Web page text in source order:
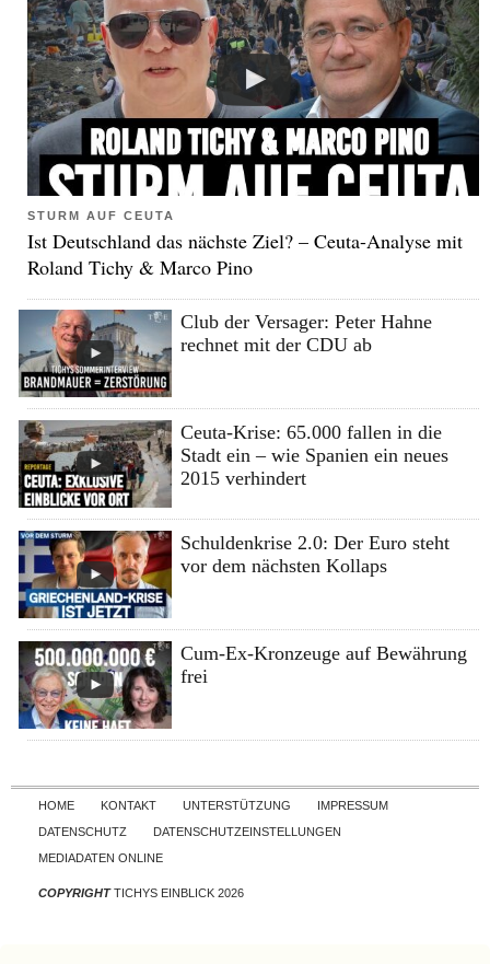
STURM AUF CEUTA
Ist Deutschland das nächste Ziel? – Ceuta-Analyse mit
Roland Tichy & Marco Pino
Club der Versager: Peter Hahne
rechnet mit der CDU ab
Ceuta-Krise: 65.000 fallen in die
Stadt ein – wie Spanien ein neues
2015 verhindert
Schuldenkrise 2.0: Der Euro steht
vor dem nächsten Kollaps
Cum-Ex-Kronzeuge auf Bewährung
frei
Skip to content
HOME KONTAKT UNTERSTÜTZUNG
IMPRESSUM
DATENSCHUTZ
DATENSCHUTZEINSTELLUNGEN
MEDIADATEN ONLINE
COPYRIGHTTICHYS EINBLICK 2026